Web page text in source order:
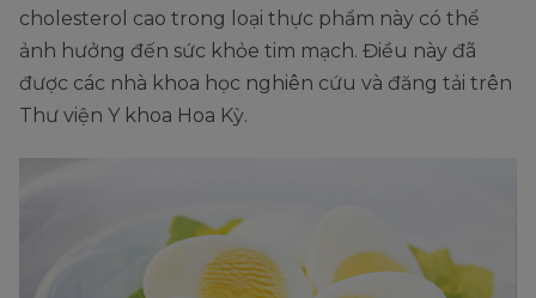
cholesterol cao trong loại thực phẩm này có thể
ảnh hưởng đến sức khỏe tim mạch. Điều này đã
được các nhà khoa học nghiên cứu và đăng tải trên
Thư viện Y khoa Hoa Kỳ.